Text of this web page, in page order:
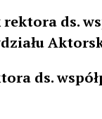
ds.
ds.